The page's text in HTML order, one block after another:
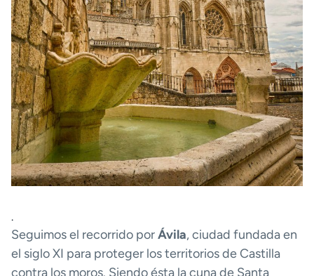
.
Seguimos el recorrido porÁvila, ciudad fundada en
el siglo XI para proteger los territorios de Castilla
contra los moros. Siendo ésta la cuna de Santa